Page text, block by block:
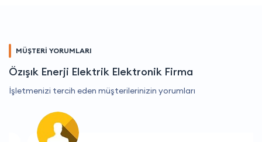
MÜŞTERİ YORUMLARI
Özışık Enerji Elektrik Elektronik Firma
İşletmenizi tercih eden müşterilerinizin yorumları